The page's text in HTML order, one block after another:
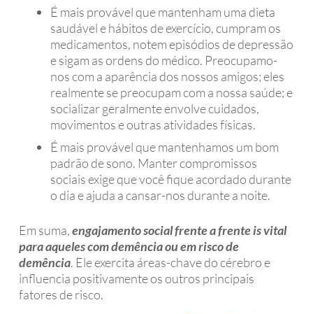
É mais provável que mantenham uma dieta
saudável e hábitos de exercício, cumpram os
medicamentos, notem episódios de depressão
e sigam as ordens do médico. Preocupamo-
nos com a aparência dos nossos amigos; eles
realmente se preocupam com a nossa saúde; e
socializar geralmente envolve cuidados,
movimentos e outras atividades físicas.
É mais provável que mantenhamos um bom
padrão de sono. Manter compromissos
sociais exige que você fique acordado durante
o dia e ajuda a cansar-nos durante a noite.
Em suma,engajamento social frente a frenteisvital
para aqueles com demência ou em risco de
demência. Ele exercita áreas-chave do cérebro e
influencia positivamente os outros principais
fatores de risco.